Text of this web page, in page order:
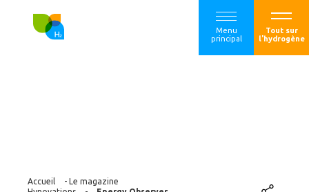
Menu
principal
Tout sur
l'hydrogène
Accueil - Le magazine